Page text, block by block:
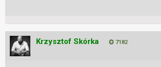
Krzysztof Skórka 7182